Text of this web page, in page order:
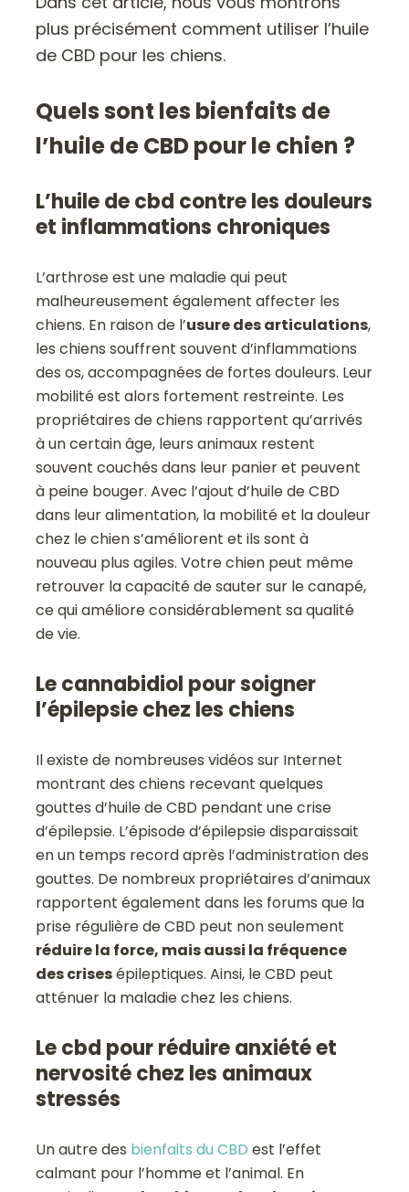
plus précisément comment utiliser l’huile
de CBD pour les chiens.
Quels sont les bienfaits de
l’huile de CBD pour le chien ?
L’huile de cbd contre les douleurs
et inflammations chroniques
L’arthrose est une maladie qui peut
malheureusement également affecter les
chiens. En raison de l’usure des articulations,
les chiens souffrent souvent d’inflammations
des os, accompagnées de fortes douleurs. Leur
mobilité est alors fortement restreinte. Les
propriétaires de chiens rapportent qu’arrivés
à un certain âge, leurs animaux restent
souvent couchés dans leur panier et peuvent
à peine bouger. Avec l’ajout d’huile de CBD
dans leur alimentation, la mobilité et la douleur
chez le chien s’améliorent et ils sont à
nouveau plus agiles. Votre chien peut même
retrouver la capacité de sauter sur le canapé,
ce qui améliore considérablement sa qualité
de vie.
Le cannabidiol pour soigner
l’épilepsie chez les chiens
Il existe de nombreuses vidéos sur Internet
montrant des chiens recevant quelques
gouttes d’huile de CBD pendant une crise
d’épilepsie. L’épisode d’épilepsie disparaissait
en un temps record après l’administration des
gouttes. De nombreux propriétaires d’animaux
rapportent également dans les forums que la
prise régulière de CBD peut non seulement
réduire la force, mais aussi la fréquence
des crisesépileptiques. Ainsi, le CBD peut
atténuer la maladie chez les chiens.
Le cbd pour réduire anxiété et
nervosité chez les animaux
stressés
Un autre des bienfaits du CBD est l’effet
calmant pour l’homme et l’animal. En